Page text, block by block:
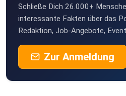
Schließe Dich 26.000+
interessante Fakten über das
Redaktion, Job-Angebote,
Zur Anmeldung